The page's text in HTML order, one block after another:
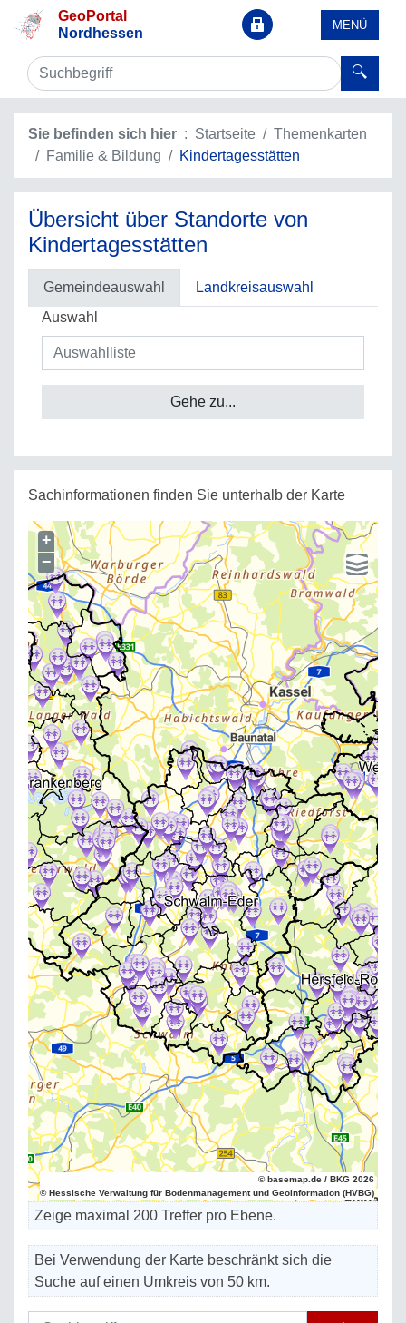
GeoPortal
Nordhessen
MENÜ
Sie befinden sich hier Startseite
Themenkarten
Familie & Bildung
Kindertagesstätten
Übersicht über Standorte von
Kindertagesstätten
Gemeindeauswahl
Landkreisauswahl
Auswahl
Gehe zu...
Sachinformationen finden Sie unterhalb der Karte
+
−
© basemap.de / BKG 2026
© Hessische Verwaltung für Bodenmanagement und Geoinformation (HVBG)
Zeige maximal 200 Treffer pro Ebene.
Bei Verwendung der Karte beschränkt sich die
Suche auf einen Umkreis von 50 km.